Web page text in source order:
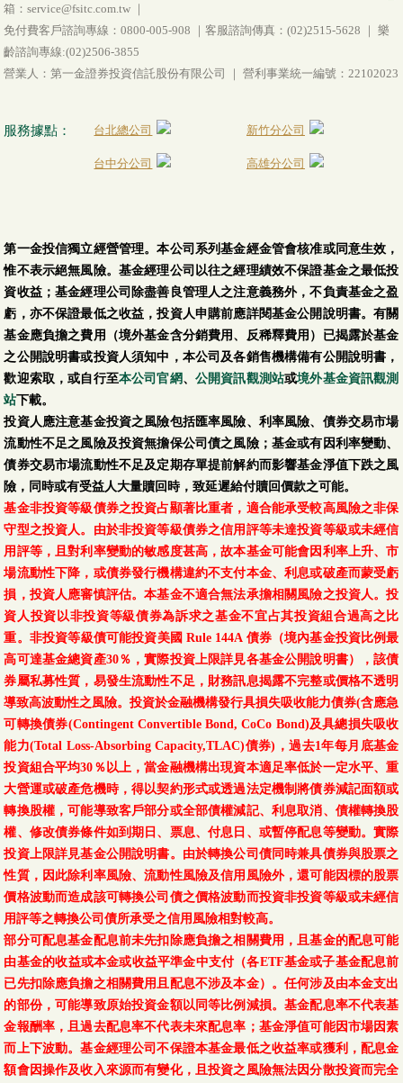
箱：service@fsitc.com.tw ｜
免付費客戶諮詢專線：0800-005-908 ｜客服諮詢傳真：(02)2515-5628 ｜ 樂
齡諮詢專線:(02)2506-3855
營業人：第一金證券投資信託股份有限公司 ｜ 營利事業統一編號：22102023
服務據點： 台北總公司 新竹分公司
台中分公司 高雄分公司
第一金投信獨立經營管理。本公司系列基金經金管會核准或同意生效，
惟不表示絕無風險。基金經理公司以往之經理績效不保證基金之最低投
資收益；基金經理公司除盡善良管理人之注意義務外，不負責基金之盈
虧，亦不保證最低之收益，投資人申購前應詳閱基金公開說明書。有關
基金應負擔之費用（境外基金含分銷費用、反稀釋費用）已揭露於基金
之公開說明書或投資人須知中，本公司及各銷售機構備有公開說明書，
歡迎索取，或自行至本公司官網、 公開資訊觀測站或境外基金資訊觀測
站下載。
投資人應注意基金投資之風險包括匯率風險、利率風險、債券交易市場
流動性不足之風險及投資無擔保公司債之風險；基金或有因利率變動、
債券交易市場流動性不足及定期存單提前解約而影響基金淨值下跌之風
險，同時或有受益人大量贖回時，致延遲給付贖回價款之可能。
基金非投資等級債券之投資占顯著比重者，適合能承受較高風險之非保
守型之投資人。由於非投資等級債券之信用評等未達投資等級或未經信
用評等，且對利率變動的敏感度甚高，故本基金可能會因利率上升、市
場流動性下降，或債券發行機構違約不支付本金、利息或破產而蒙受虧
損，投資人應審慎評估。本基金不適合無法承擔相關風險之投資人。投
資人投資以非投資等級債券為訴求之基金不宜占其投資組合過高之比
重。非投資等級債可能投資美國 Rule 144A 債券（境內基金投資比例最
高可達基金總資產30％，實際投資上限詳見各基金公開說明書），該債
券屬私募性質，易發生流動性不足，財務訊息揭露不完整或價格不透明
導致高波動性之風險。投資於金融機構發行具損失吸收能力債券(含應急
可轉換債券(Contingent Convertible Bond, CoCo Bond)及具總損失吸收
能力(Total Loss-Absorbing Capacity,TLAC)債券)，過去1年每月底基金
投資組合平均30％以上，當金融機構出現資本適足率低於一定水平、重
大營運或破產危機時，得以契約形式或透過法定機制將債券減記面額或
轉換股權，可能導致客戶部分或全部債權減記、利息取消、債權轉換股
權、修改債券條件如到期日、票息、付息日、或暫停配息等變動。實際
投資上限詳見基金公開說明書。由於轉換公司債同時兼具債券與股票之
性質，因此除利率風險、流動性風險及信用風險外，還可能因標的股票
價格波動而造成該可轉換公司債之價格波動而投資非投資等級或未經信
用評等之轉換公司債所承受之信用風險相對較高。
部分可配息基金配息前未先扣除應負擔之相關費用，且基金的配息可能
由基金的收益或本金或收益平準金中支付（各ETF基金或子基金配息前
已先扣除應負擔之相關費用且配息不涉及本金）。任何涉及由本金支出
的部份，可能導致原始投資金額以同等比例減損。基金配息率不代表基
金報酬率，且過去配息率不代表未來配息率；基金淨值可能因市場因素
而上下波動。基金經理公司不保證本基金最低之收益率或獲利，配息金
額會因操作及收入來源而有變化，且投資之風險無法因分散投資而完全